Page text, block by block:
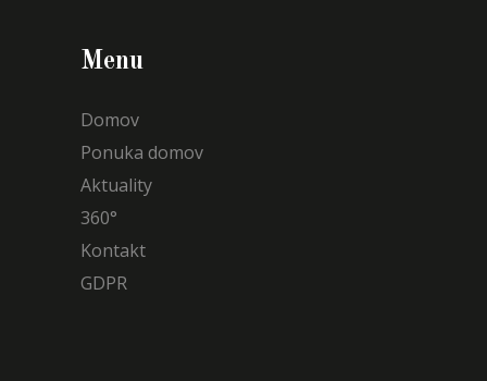
Menu
Domov
Ponuka domov
Aktuality
360°
Kontakt
GDPR